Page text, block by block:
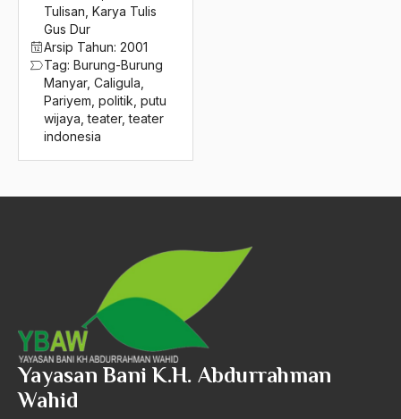
Tulisan Karya Tulis
Gus Dur
Arsip Tahun: 2001
Tag: Burung-Burung
Manyar, Caligula
Pariyem politik putu
wijaya ,teater,teater
indonesia
2016
2015
2014
2013
2012
2006
2005
R.Soeprapto
Ra'is 'Am PBNU
Ra'is Aam NU
Rachmat Subagya
Rais AKbar
Raison D'etre
raja
Yayasan Bani K.H. Abdurrahman
Wahid